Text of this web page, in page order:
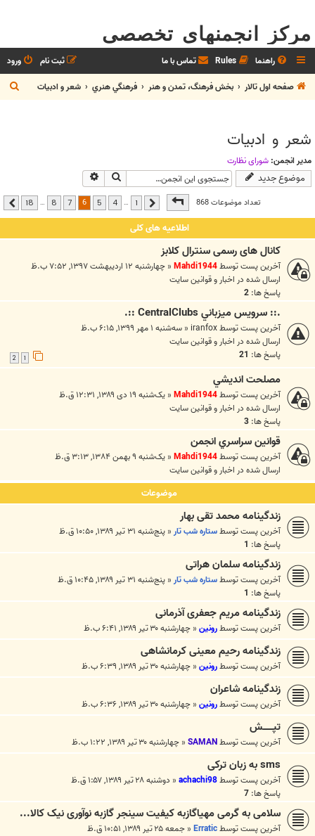
مرکز انجمنهای تخصصی
راهنما Rules تماس با ما ورود
ثبت نام
صفحه اول تالار
بخش فرهنگ، تمدن و هنر فرهنگي هنري شعر و ادبيات
ج
س
شعر و ادبيات
مدیر انجمن: شوراي نظارت
موضوع جدید جستجو
تعداد موضوعات 868صفحه از18 قبلی …
4
5
6
7
8
…
18 بعدی
اطلاعیه های کلی
کانال های رسمی سنترال کلابز
آخرین پست توسطMahdi1944
« چهارشنبه ۱۲ اردیبهشت ۱۳۹۷, ۷:۵۲ ب.ظ
ارسال شده در اخبار و قوانين سايت
پاسخ ها: 2
.:: سرويس ميزباني CentralClubs ::.
آخرین پست توسطiranfox
« سه‌شنبه ۱ مهر ۱۳۹۹, ۶:۱۵ ب.ظ
ارسال شده در اخبار و قوانين سايت
پاسخ ها: 21
مصلحت انديشي
آخرین پست توسطMahdi1944
« یک‌شنبه ۱۹ دی ۱۳۸۹, ۱۲:۳۱ ق.ظ
ارسال شده در اخبار و قوانين سايت
پاسخ ها: 3
قوانين سراسري انجمن
آخرین پست توسطMahdi1944
« یک‌شنبه ۹ بهمن ۱۳۸۴, ۳:۱۳ ق.ظ
ارسال شده در اخبار و قوانين سايت
موضوعات
زندگینامه محمد تقی بهار
آخرین پست توسطستاره شب تار« پنج‌شنبه ۳۱ تیر ۱۳۸۹, ۱۰:۵۰ ق.ظ
پاسخ ها: 1
زندگینامه سلمان هراتی
آخرین پست توسطستاره شب تار« پنج‌شنبه ۳۱ تیر ۱۳۸۹, ۱۰:۴۵ ق.ظ
پاسخ ها: 1
زندگینامه مریم جعفری آذرمانی
آخرین پست توسطرونین« چهارشنبه ۳۰ تیر ۱۳۸۹, ۶:۴۱ ب.ظ
زندگینامه رحیم معینی کرمانشاهی
آخرین پست توسطرونین« چهارشنبه ۳۰ تیر ۱۳۸۹, ۶:۳۹ ب.ظ
زندگینامه شاعران
آخرین پست توسطرونین« چهارشنبه ۳۰ تیر ۱۳۸۹, ۶:۳۶ ب.ظ
تپـــــــش
آخرین پست توسطSAMAN
« چهارشنبه ۳۰ تیر ۱۳۸۹, ۱:۲۲ ب.ظ
sms به زبان ترکی
آخرین پست توسطachachi98
« دوشنبه ۲۸ تیر ۱۳۸۹, ۱:۵۷ ق.ظ
پاسخ ها: 7
سلامی به گرمی مهیاگازبه کیفیت سینجر گازبه نوآوری نیک کالا...
آخرین پست توسطErratic
« جمعه ۲۵ تیر ۱۳۸۹, ۱۰:۵۱ ق.ظ